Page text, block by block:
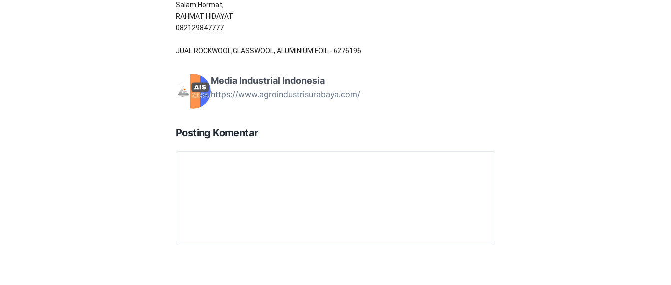
Salam Hormat,
RAHMAT HIDAYAT
082129847777
JUAL ROCKWOOL,GLASSWOOL, ALUMINIUM FOIL - 6276196
Media Industrial Indonesia
https://www.agroindustrisurabaya.com/
Posting Komentar